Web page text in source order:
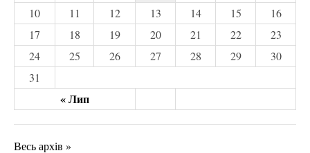
« Лип
10
11 12 13 14 15
16
17
18 19 20 21 22
23
24
25 26 27 28 29
30
31
Весь архів »